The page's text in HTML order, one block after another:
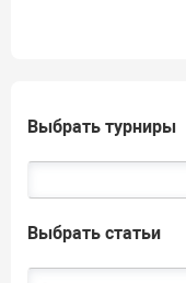
Выбрать турниры
Выбрать статьи